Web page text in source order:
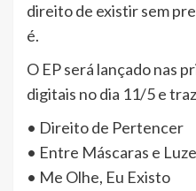
direito de existir sem
é.
O EP será lançado nas
digitais no dia 11/5 e
• Direito de Pertencer
• Entre Máscaras e
• Me Olhe, Eu Existo